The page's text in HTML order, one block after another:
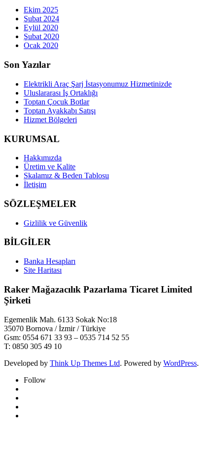
Ekim 2025
Şubat 2024
Eylül 2020
Şubat 2020
Ocak 2020
Son Yazılar
Elektrikli Araç Şarj İstasyonumuz Hizmetinizde
Uluslararası İş Ortaklığı
Toptan Çocuk Botlar
Toptan Ayakkabı Satışı
Hizmet Bölgeleri
KURUMSAL
Hakkımızda
Üretim ve Kalite
Skalamız & Beden Tablosu
İletişim
SÖZLEŞMELER
Gizlilik ve Güvenlik
BİLGİLER
Banka Hesapları
Site Haritası
Raker Mağazacılık Pazarlama Ticaret Limited
Şirketi
Egemenlik Mah. 6133 Sokak No:18
35070 Bornova / İzmir / Türkiye
Gsm: 0554 671 33 93 – 0535 714 52 55
T: 0850 305 49 10
Developed by Think Up Themes Ltd. Powered by WordPress.
Follow